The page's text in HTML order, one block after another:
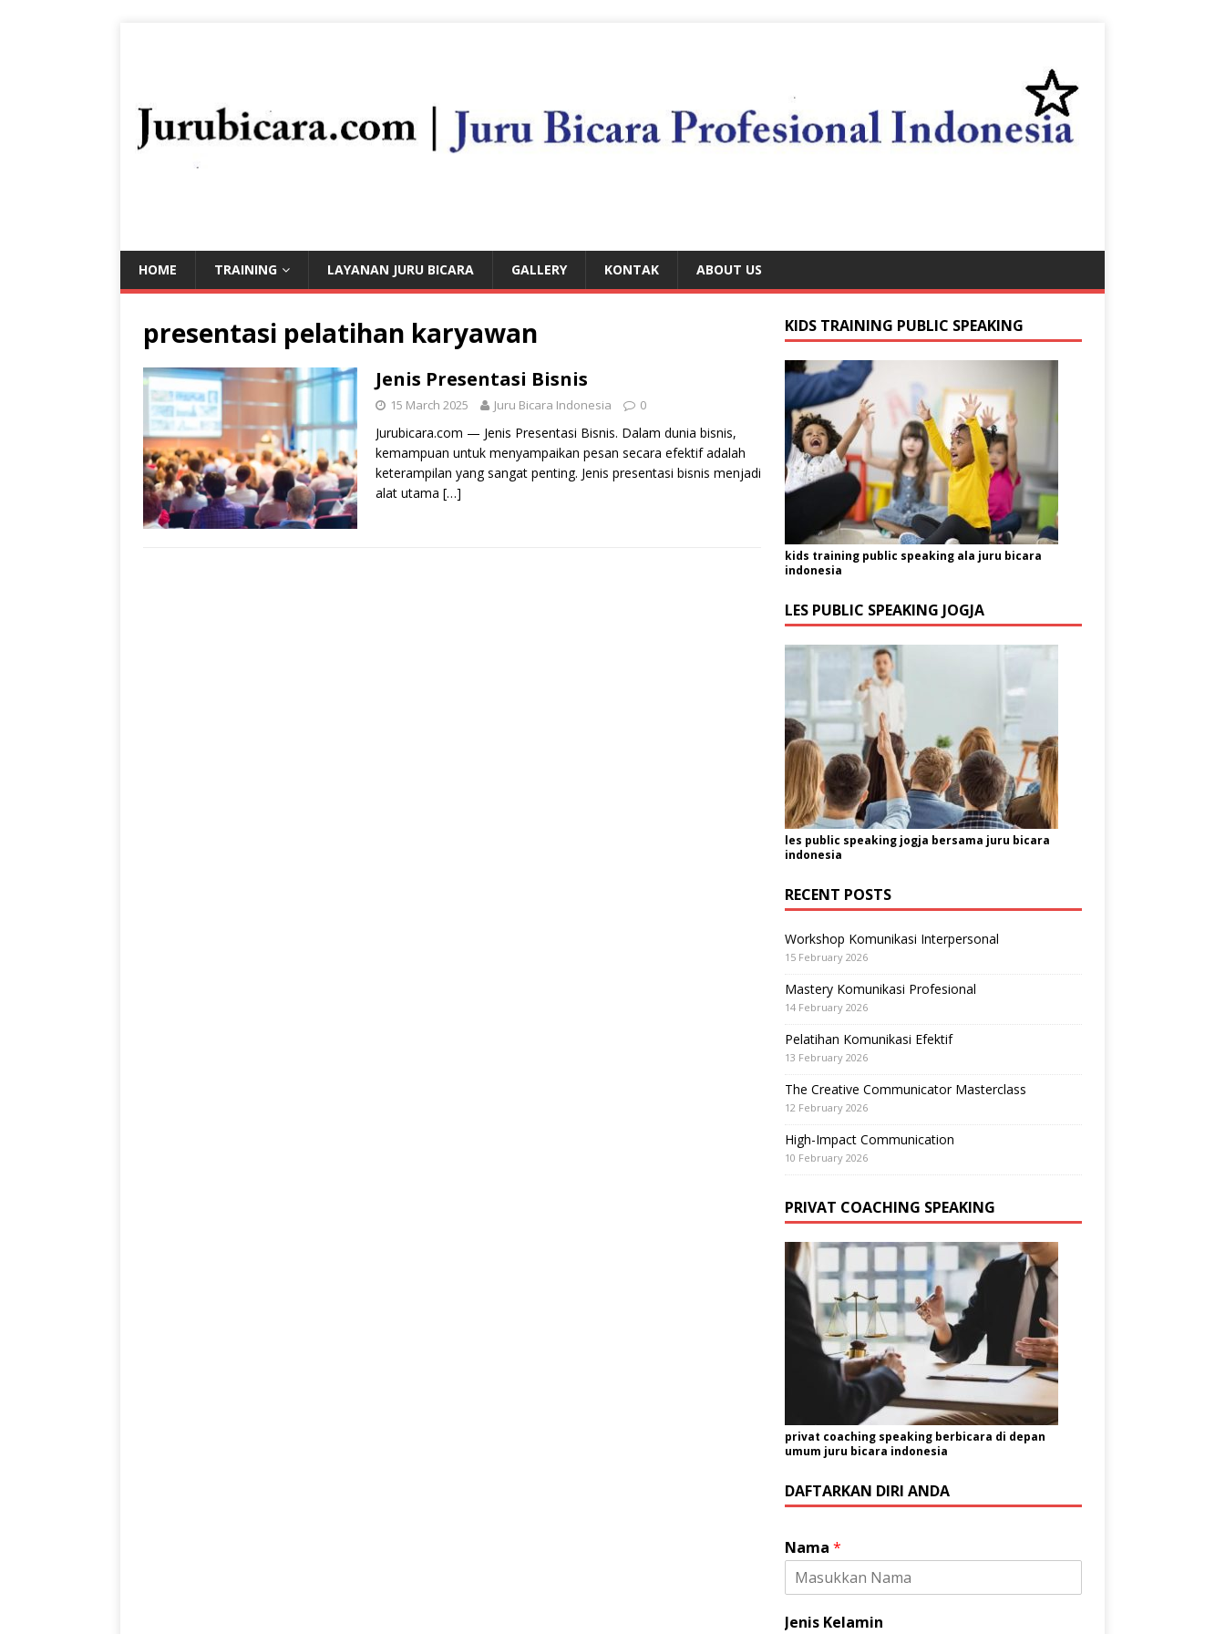
HOME TRAINING LAYANAN JURU BICARA GALLERY KONTAK ABOUT US
presentasi pelatihan karyawan
Jenis Presentasi Bisnis
15 March 2025 Juru Bicara Indonesia 0
Jurubicara.com — Jenis Presentasi Bisnis. Dalam dunia bisnis,
kemampuan untuk menyampaikan pesan secara efektif adalah
keterampilan yang sangat penting. Jenis presentasi bisnis menjadi
alat utama […]
KIDS TRAINING PUBLIC SPEAKING
kids training public speaking ala juru bicara
indonesia
LES PUBLIC SPEAKING JOGJA
les public speaking jogja bersama juru bicara
indonesia
RECENT POSTS
Workshop Komunikasi Interpersonal
15 February 2026
Mastery Komunikasi Profesional
14 February 2026
Pelatihan Komunikasi Efektif
13 February 2026
The Creative Communicator Masterclass
12 February 2026
High-Impact Communication
10 February 2026
PRIVAT COACHING SPEAKING
privat coaching speaking berbicara di depan
umum juru bicara indonesia
DAFTARKAN DIRI ANDA
Nama *
Jenis Kelamin